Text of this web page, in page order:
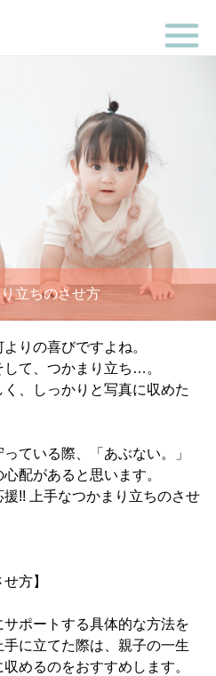
立ちのさせ方
りの喜びですよね。
て、つかまり立ち … 。
、しっかりと写真に収めた
ている際、「あぶない。」
配があると思います。
援!!
上手なつかまり立ちのさせ
方】
サポートする具体的な方法を
に立てた際は、親子の一生
収めるのをおすすめします。